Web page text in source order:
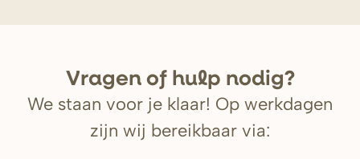
Vragen of hulp nodig?
We staan voor je klaar! Op werkdagen
zijn wij bereikbaar via: